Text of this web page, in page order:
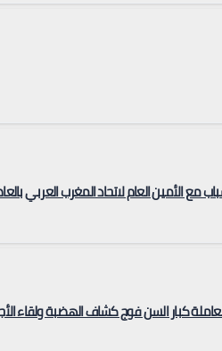
مع الأمين العام لاتحاد المغرب العربي
كبار السن فوج كشاف الهضبة ولقاء